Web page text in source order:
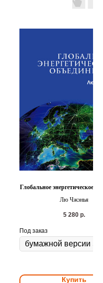
Глобальное энергетическое
Лю Чжэнья
5 280 р.
Под заказ
Купить